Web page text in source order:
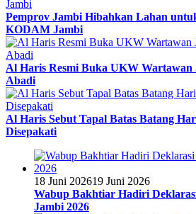
Pemprov Jambi Hibahkan Lahan
KODAM Jambi
Al Haris Resmi Buka UKW Wartawan
Abadi
Al Haris Sebut Tapal Batas Batang
Disepakati
18 Juni 202619 Juni 2026
Wabup Bakhtiar Hadiri
Jambi 2026